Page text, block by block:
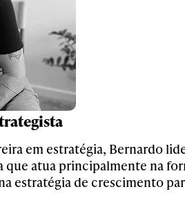
em estratégia, Bernardo
que atua principalmente na
estratégia de crescimento